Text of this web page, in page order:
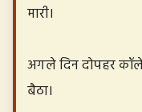
मारी।
अगले दिन दोपहर
बैठा।